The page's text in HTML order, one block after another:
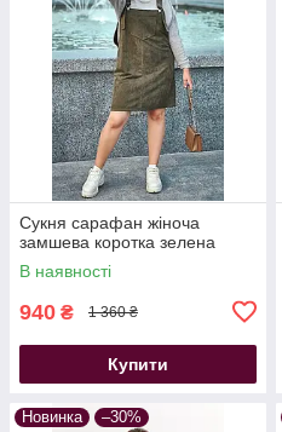
Сукня сарафан жіноча
замшева коротка зелена
В наявності
940 ₴ 1 360 ₴
Купити
Новинка –30%